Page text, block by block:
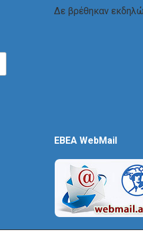
Δε βρέθηκαν
EBEA WebMail